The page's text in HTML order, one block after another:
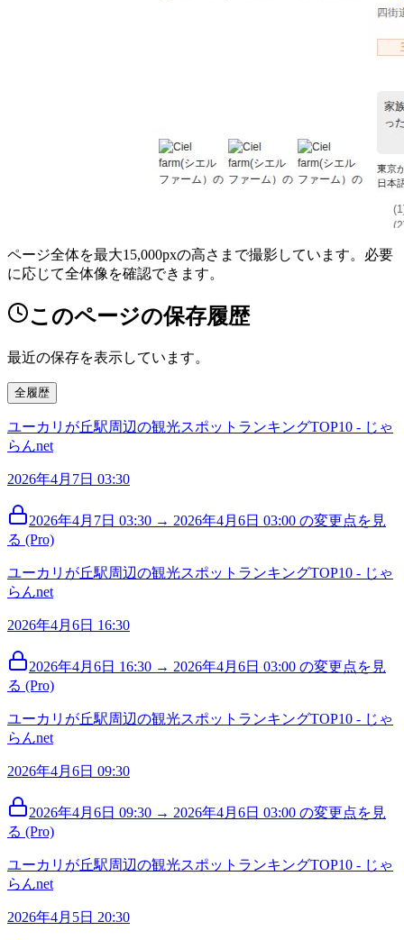
ページ全体を最大15,000pxの高さまで撮影しています。必要
に応じて全体像を確認できます。
このページの保存履歴
最近の保存を表示しています。
全履歴
ユーカリが丘駅周辺の観光スポットランキングTOP10 - じゃ
らんnet
2026年4月7日 03:30
2026年4月7日 03:30 → 2026年4月6日 03:00 の変更点を見
る (Pro)
ユーカリが丘駅周辺の観光スポットランキングTOP10 - じゃ
らんnet
2026年4月6日 16:30
2026年4月6日 16:30 → 2026年4月6日 03:00 の変更点を見
る (Pro)
ユーカリが丘駅周辺の観光スポットランキングTOP10 - じゃ
らんnet
2026年4月6日 09:30
2026年4月6日 09:30 → 2026年4月6日 03:00 の変更点を見
る (Pro)
ユーカリが丘駅周辺の観光スポットランキングTOP10 - じゃ
らんnet
2026年4月5日 20:30